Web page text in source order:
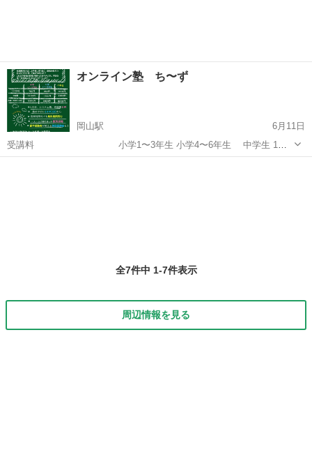
オンライン塾 ち〜ず
岡山駅
6月11日
受講料 小学1〜3年生 小学4〜6年生 中学生 1コ
マ30分 700円 850円 1000円 月額
全7件中 1-7件表示
周辺情報を見る